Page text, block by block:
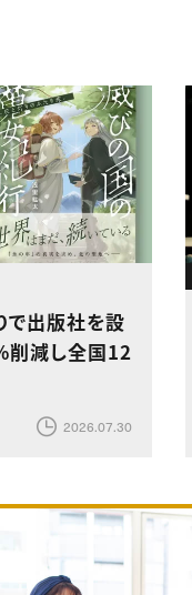
で出版社を設
削減し全国12
2026.07.30